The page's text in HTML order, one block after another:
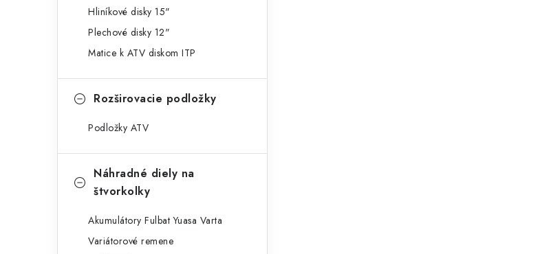
Hliníkové disky 15"
Plechové disky 12"
Matice k ATV diskom ITP
Rozširovacie podložky
Podložky ATV
Náhradné diely na
štvorkolky
Akumulátory Fulbat Yuasa Varta
Variátorové remene